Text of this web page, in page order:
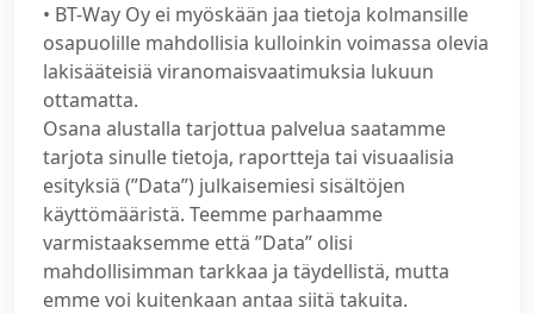
• BT-Way Oy ei myöskään jaa tietoja kolmansille
osapuolille mahdollisia kulloinkin voimassa olevia
lakisääteisiä viranomaisvaatimuksia lukuun
ottamatta.
Osana alustalla tarjottua palvelua saatamme
tarjota sinulle tietoja, raportteja tai visuaalisia
esityksiä (”Data”) julkaisemiesi sisältöjen
käyttömääristä. Teemme parhaamme
varmistaaksemme että ”Data” olisi
mahdollisimman tarkkaa ja täydellistä, mutta
emme voi kuitenkaan antaa siitä takuita.